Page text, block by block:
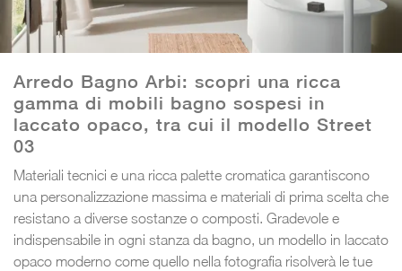
Arredo Bagno Arbi: scopri una ricca
gamma di mobili bagno sospesi in
laccato opaco, tra cui il modello Street
03
Materiali tecnici e una ricca palette cromatica garantiscono
una personalizzazione massima e materiali di prima scelta che
resistano a diverse sostanze o composti. Gradevole e
indispensabile in ogni stanza da bagno, un modello in laccato
opaco moderno come quello nella fotografia risolverà le tue